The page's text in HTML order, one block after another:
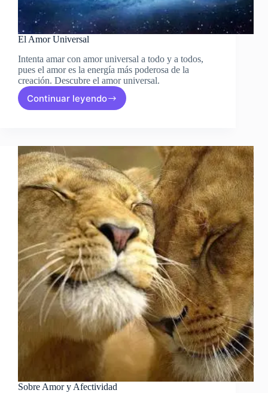
El Amor Universal
Intenta amar con amor universal a todo y a todos,
pues el amor es la energía más poderosa de la
creación. Descubre el amor universal.
Continuar leyendo
El
Sobre Amor y Afectividad